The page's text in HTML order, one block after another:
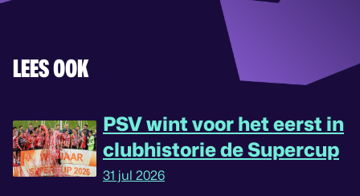
LEES OOK
PSV wint voor het eerst in
clubhistorie de Supercup
31 jul 2026